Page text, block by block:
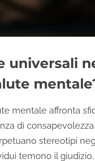
universali
mentale affronta
di
stereotipi
temono il